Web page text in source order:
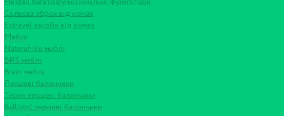
Сольова зброя від комах
Extravel засоби від комах
Меблі
Naturehike меблі
BRS меблі
Brain меблі
Перцеві балончики
Терен перцеві балончики
Ballistol перцеві балончики